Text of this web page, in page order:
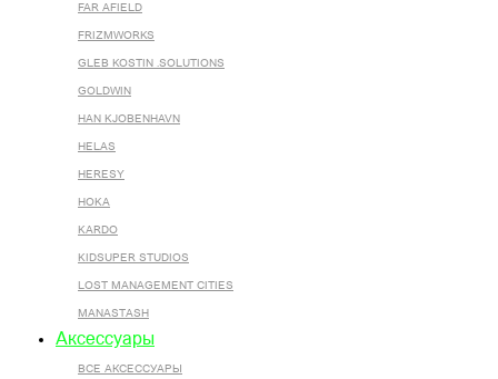
FAR AFIELD
FRIZMWORKS
GLEB KOSTIN .SOLUTIONS
GOLDWIN
HAN KJOBENHAVN
HELAS
HERESY
HOKA
KARDO
KIDSUPER STUDIOS
LOST MANAGEMENT CITIES
MANASTASH
Аксессуары
ВСЕ AКСЕССУАРЫ